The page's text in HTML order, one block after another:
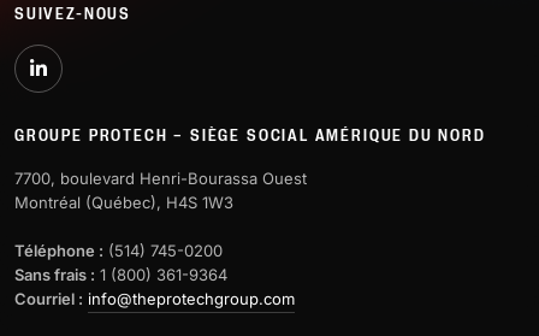
SUIVEZ-NOUS
GROUPE PROTECH – SIÈGE SOCIAL AMÉRIQUE DU NORD
7700, boulevard Henri-Bourassa Ouest
Montréal (Québec), H4S 1W3
Téléphone : (514) 745-0200
Sans frais : 1 (800) 361-9364
Courriel : info@theprotechgroup.com